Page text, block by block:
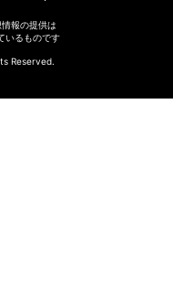
報の提供は
いるものです
Reserved.